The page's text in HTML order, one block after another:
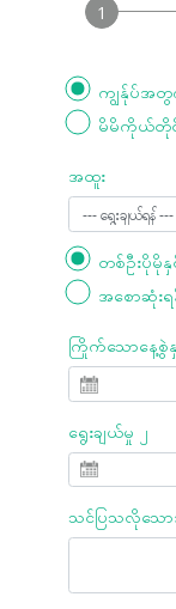
1
ကျွန်ုပ်အတွ
မိမိကိုယ်တိုင်
အထူး
တစ်ဦးပိုမို
အစောဆုံး
ကြိုက်သောနေ့စွဲ
ရွေးချယ်မှု ၂
သင်ပြသလိုသော